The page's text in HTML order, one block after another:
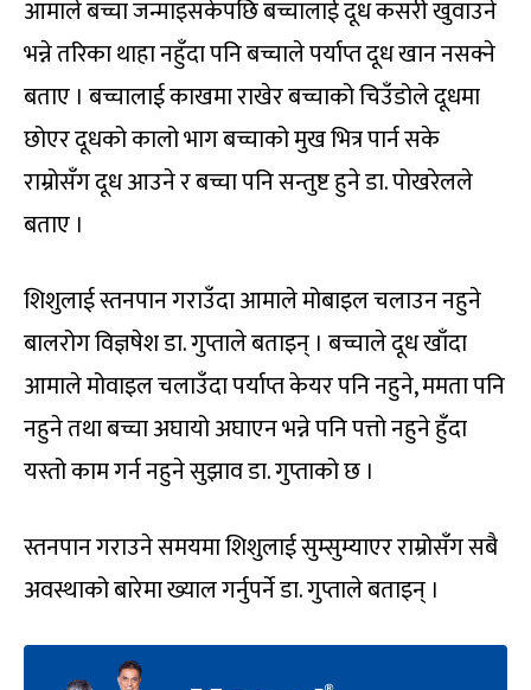
आमाले बच्चा जन्माइसकेपछि बच्चालाई दूध कसरी खुवाउने
भन्ने तरिका थाहा नहुँदा पनि बच्चाले पर्याप्त दूध खान नसक्ने
बताए । बच्चालाई काखमा राखेर बच्चाको चिउँडोले दूधमा
छोएर दूधको कालो भाग बच्चाको मुख भित्र पार्न सके
राम्रोसँग दूध आउने र बच्चा पनि सन्तुष्ट हुने डा. पोखरेलले
बताए ।
शिशुलाई स्तनपान गराउँदा आमाले मोबाइल चलाउन नहुने
बालरोग विज्ञषेश डा. गुप्ताले बताइन् । बच्चाले दूध खाँदा
आमाले मोवाइल चलाउँदा पर्याप्त केयर पनि नहुने, ममता पनि
नहुने तथा बच्चा अघायो अघाएन भन्ने पनि पत्तो नहुने हुँदा
यस्तो काम गर्न नहुने सुझाव डा. गुप्ताको छ ।
स्तनपान गराउने समयमा शिशुलाई सुम्सुम्याएर राम्रोसँग सबै
अवस्थाको बारेमा ख्याल गर्नुपर्ने डा. गुप्ताले बताइन् ।